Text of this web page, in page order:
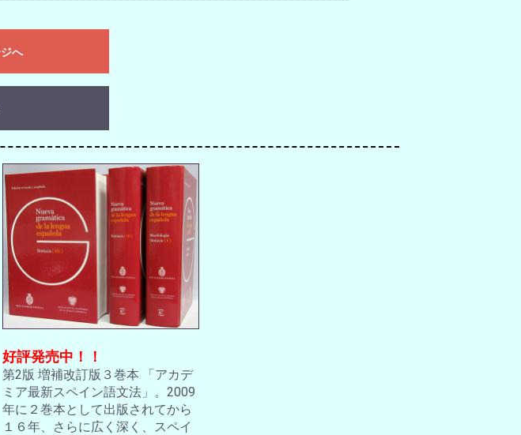
へ
好評発売中！！
第2版 増補改訂版３巻本 「アカデ
ミア最新スペイン語文法」。2009
年に２巻本として出版されてから
１６年、さらに広く深く、スペイ